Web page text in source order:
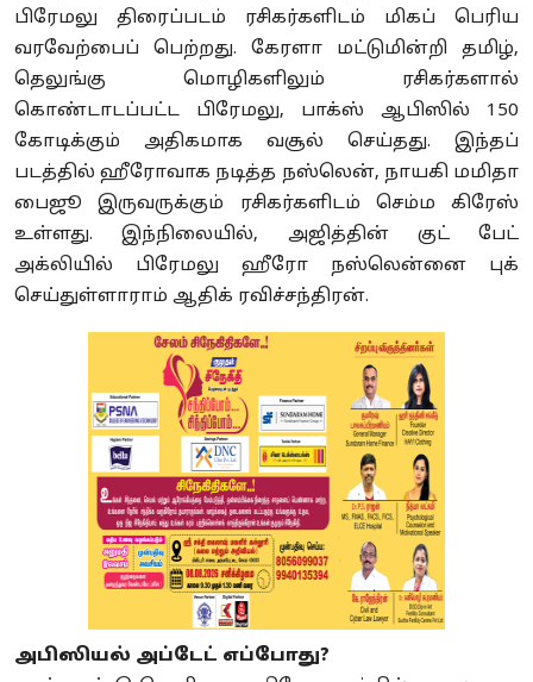
பிரேமலு திரைப்படம் ரசிகர்களிடம் மிகப் பெரிய
வரவேற்பைப் பெற்றது. கேரளா மட்டுமின்றி தமிழ்,
தெலுங்கு மொழிகளிலும் ரசிகர்களால்
கொண்டாடப்பட்ட பிரேமலு, பாக்ஸ் ஆபிஸில் 150
கோடிக்கும் அதிகமாக வசூல் செய்தது. இந்தப்
படத்தில் ஹீரோவாக நடித்த நஸ்லென், நாயகி மமிதா
பைஜூ இருவருக்கும் ரசிகர்களிடம் செம்ம கிரேஸ்
உள்ளது. இந்நிலையில், அஜித்தின் குட் பேட்
அக்லியில் பிரேமலு ஹீரோ நஸ்லென்னை புக்
செய்துள்ளாராம் ஆதிக் ரவிச்சந்திரன்.
அபிஸியல் அப்டேட் எப்போது?